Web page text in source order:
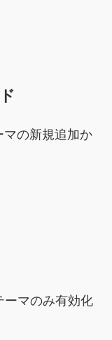
の新規追加か
ーマのみ有効化